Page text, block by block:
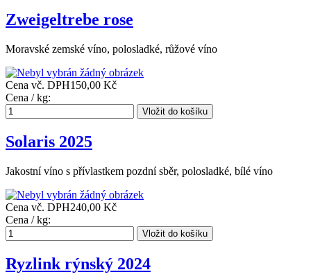
Zweigeltrebe rose
Moravské zemské víno, polosladké, růžové víno
Cena vč. DPH150,00 Kč
Cena / kg:
Solaris 2025
Jakostní víno s přívlastkem pozdní sběr, polosladké, bílé víno
Cena vč. DPH240,00 Kč
Cena / kg:
Ryzlink rýnský 2024